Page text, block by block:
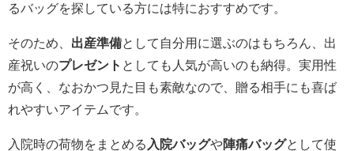
るバッグを探している方には特におすすめです。
そのため、 出産準備として自分用に選ぶのはもちろん、出
産祝いのプレゼント としても人気が高いのも納得。実用性
が高く、なおかつ見た目も素敵なので、贈る相手にも喜ば
れやすいアイテムです。
入院時の荷物をまとめる 入院バッグや陣痛バッグとして使